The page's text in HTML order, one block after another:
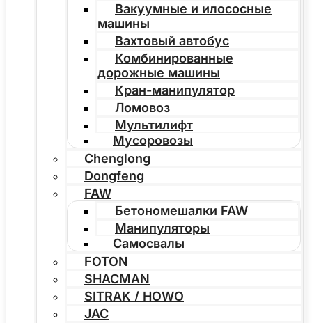
Вакуумные и илососные
машины
Вахтовый автобус
Комбинированные
дорожные машины
Кран-манипулятор
Ломовоз
Мультилифт
Мусоровозы
Chenglong
Dongfeng
FAW
Бетономешалки FAW
Манипуляторы
Самосвалы
FOTON
SHACMAN
SITRAK / HOWO
JAC